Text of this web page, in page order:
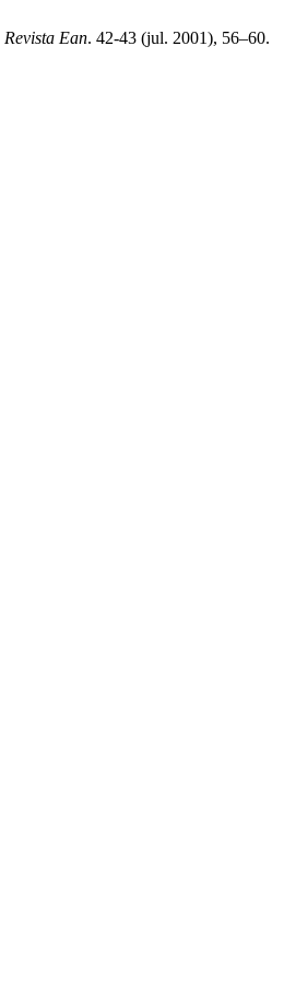
Revista Ean. 42-43 (jul. 2001), 56–60.